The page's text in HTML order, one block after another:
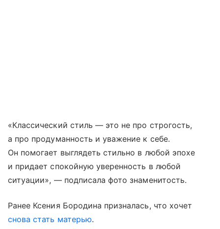
«Классический стиль — это не про строгость,
а про продуманность и уважение к себе.
Он помогает выглядеть стильно в любой эпохе
и придает спокойную уверенность в любой
ситуации», — подписала фото знаменитость.
Ранее Ксения Бородина призналась, что хочет
снова стать матерью.